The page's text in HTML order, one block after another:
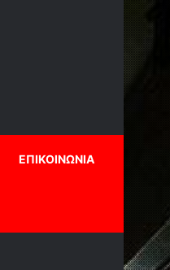
ΕΠΙΚΟΙΝΩΝΙΑ